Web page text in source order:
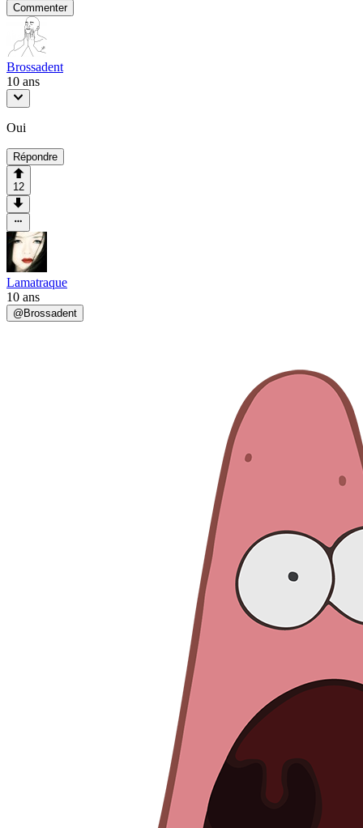
Commenter
Brossadent
10 ans
Oui
Répondre
12
Lamatraque
10 ans
@Brossadent